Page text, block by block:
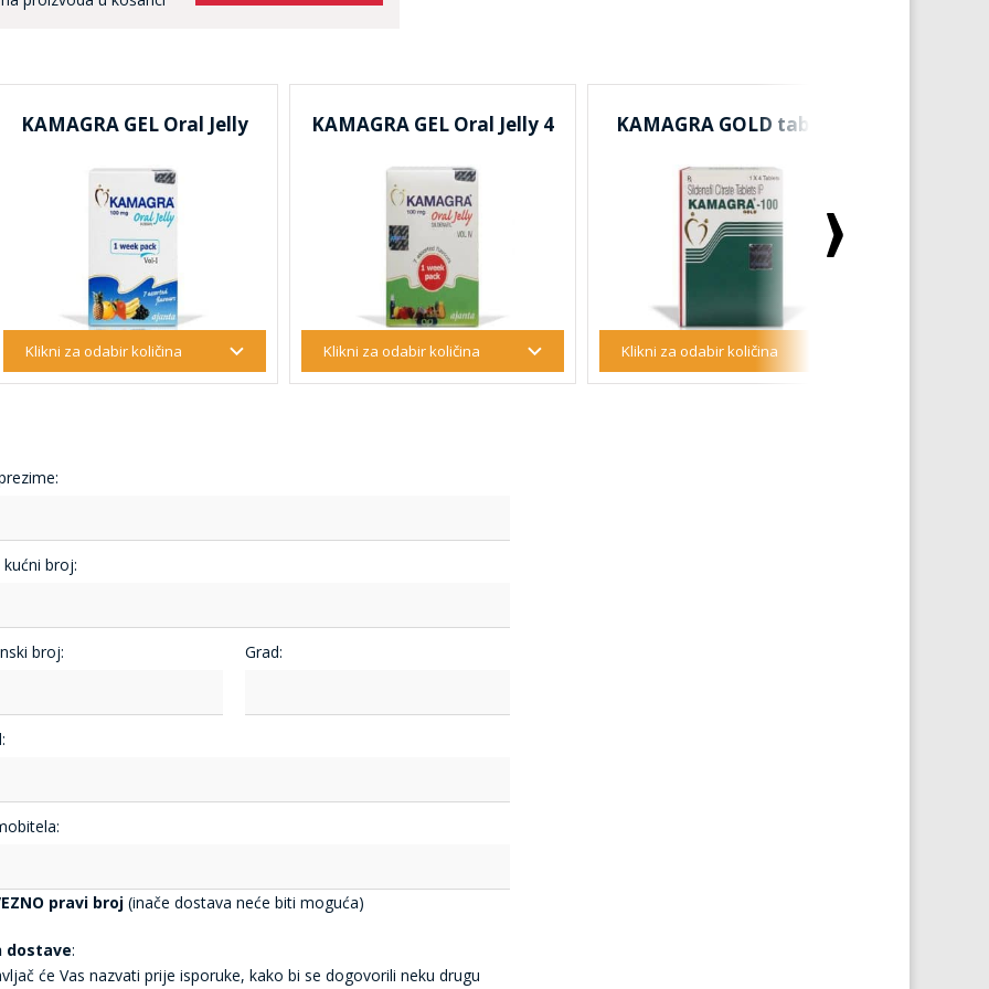
KAMAGRA GEL Oral Jelly KAMAGRA GEL Oral Jelly 4 KAMAGRA GOLD tablete
kućni broj:
broj: Grad:
pravi broj (inače dostava neće biti moguća)
dostave:
će Vas nazvati prije isporuke, kako bi se dogovorili neku drugu